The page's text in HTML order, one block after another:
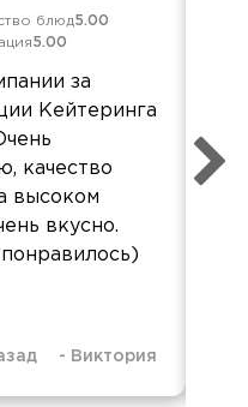
блюд5.00
5.00
за
Кейтеринга
качество
высоком
вкусно.
- Виктория